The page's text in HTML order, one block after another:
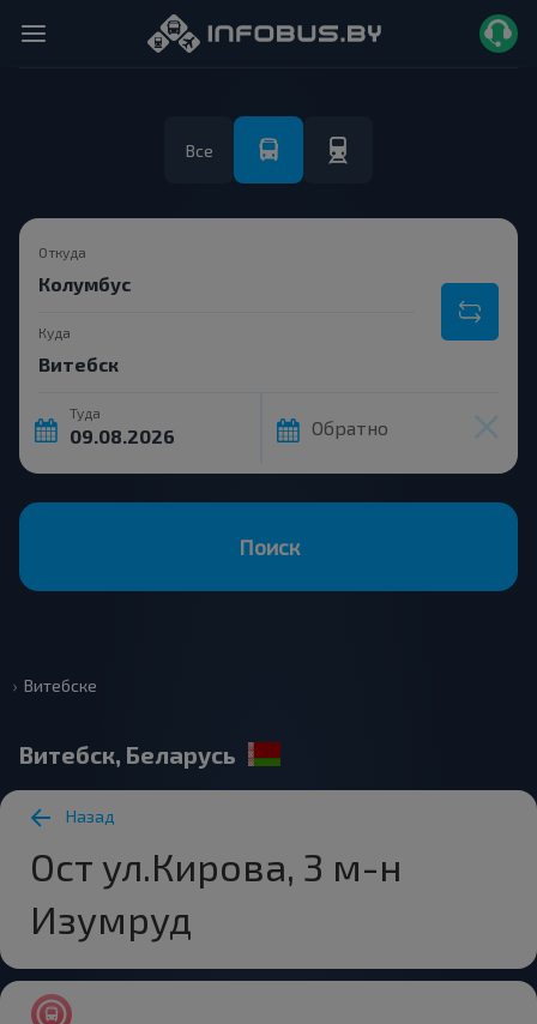
Все
Откуда
Куда
Туда
Обратно
Поиск
Витебске
Витебск, Беларусь
Назад
Ост ул.Кирова, 3 м-н
Изумруд